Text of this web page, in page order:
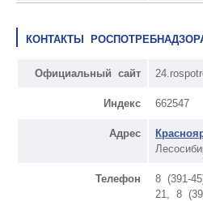
КОНТАКТЫ
Официальный сайт
Индекс 662547
Адрес
Телефон
8 (391-
21, 8